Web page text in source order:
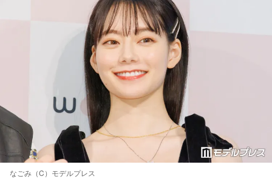
なごみ（C）モデルプレス